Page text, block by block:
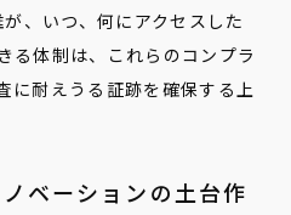
、いつ、何にアクセスした
る体制は、これらのコンプラ
に耐えうる証跡を確保する上
ベーションの土台作